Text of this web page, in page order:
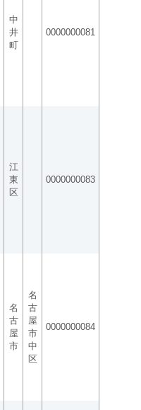
中
井
町
0000000081
江
東
区
0000000083
名
古
屋
市
名
古
屋
市
中
区
0000000084